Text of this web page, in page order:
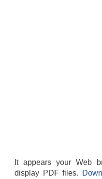
It appears your Web
display PDF files.